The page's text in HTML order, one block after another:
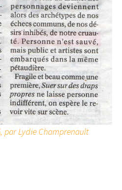
par Lydie Champrenault